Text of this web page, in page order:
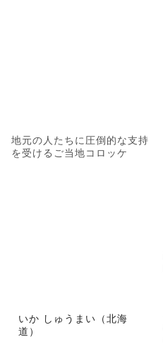
地元の人たちに圧倒的な支持
を受けるご当地コロッケ
いか しゅうまい（北海
道）